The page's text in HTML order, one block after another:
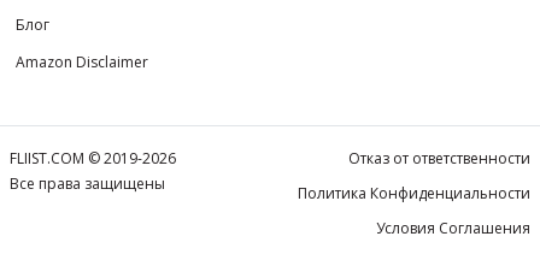
Блог
Amazon Disclaimer
FLIIST.COM © 2019-2026
Все права защищены
Отказ от ответственности
Политика Конфиденциальности
Условия Соглашения